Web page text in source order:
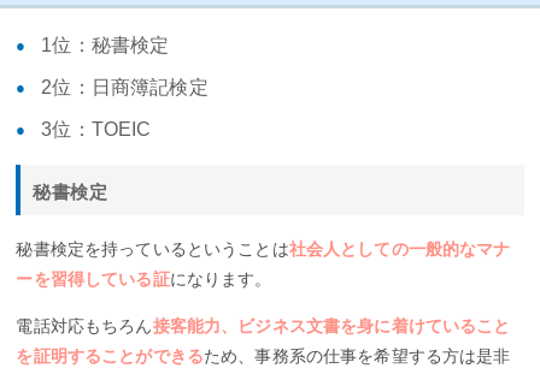
1位：秘書検定
2位：日商簿記検定
3位：TOEIC
秘書検定
秘書検定を持っているということは社会人としての一般的なマナ
ーを習得している証になります。
電話対応もちろん接客能力、ビジネス文書を身に着けていること
を証明することができるため、事務系の仕事を希望する方は是非